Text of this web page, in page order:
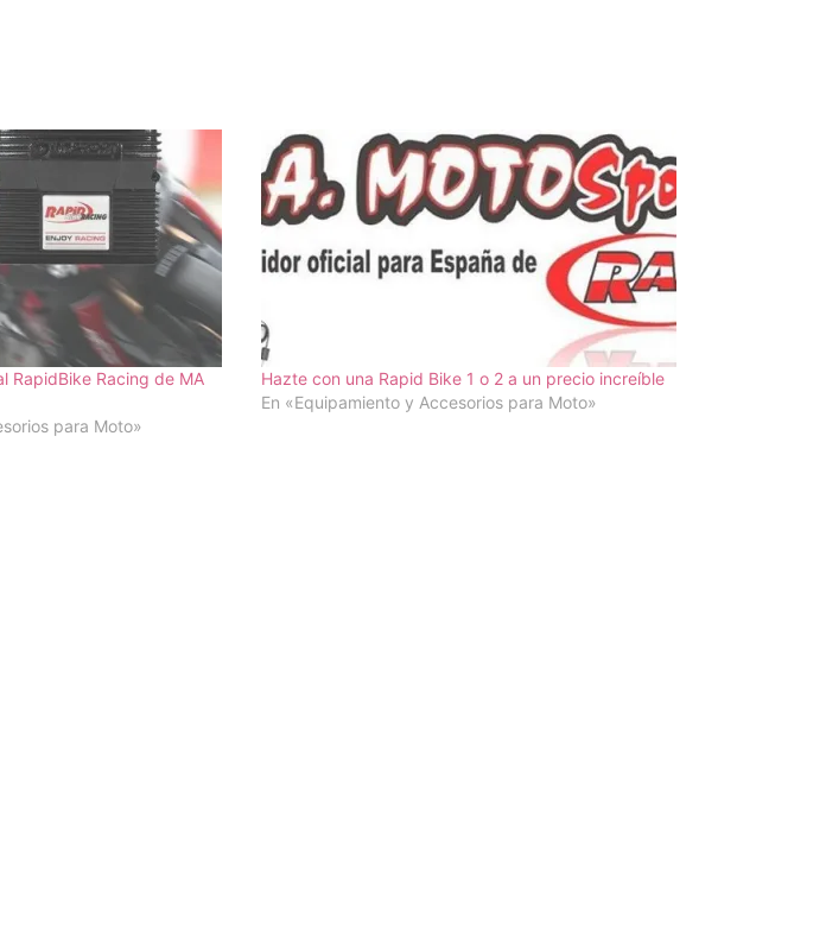
RapidBike Racing de MA
para Moto»
Hazte con una Rapid Bike 1 o 2 a un precio increíble
En «Equipamiento y Accesorios para Moto»